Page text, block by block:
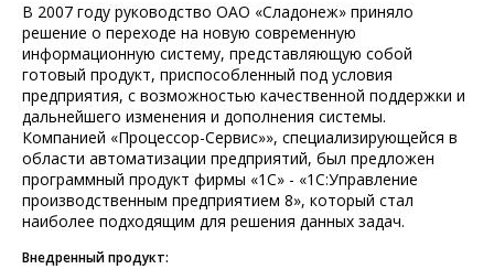
В 2007 году руководство ОАО «Сладонеж» приняло
решение о переходе на новую современную
информационную систему, представляющую собой
готовый продукт, приспособленный под условия
предприятия, с возможностью качественной поддержки и
дальнейшего изменения и дополнения системы.
Компанией «Процессор-Сервис»», специализирующейся в
области автоматизации предприятий, был предложен
программный продукт фирмы «1С» - «1С:Управление
производственным предприятием 8», который стал
наиболее подходящим для решения данных задач.
Внедренный продукт: